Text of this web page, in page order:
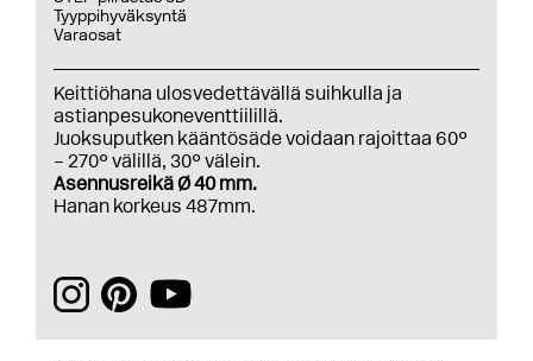
Tyyppihyväksyntä
Varaosat
Keittiöhana ulosvedettävällä suihkulla ja
astianpesukoneventtiilillä.
Juoksuputken kääntösäde voidaan rajoittaa 60°
– 270° välillä, 30° välein.
Asennusreikä Ø 40 mm.
Hanan korkeus 487mm.